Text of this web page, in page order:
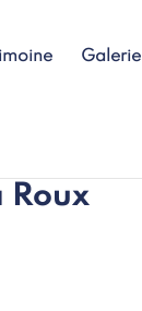
Galerie
Roux